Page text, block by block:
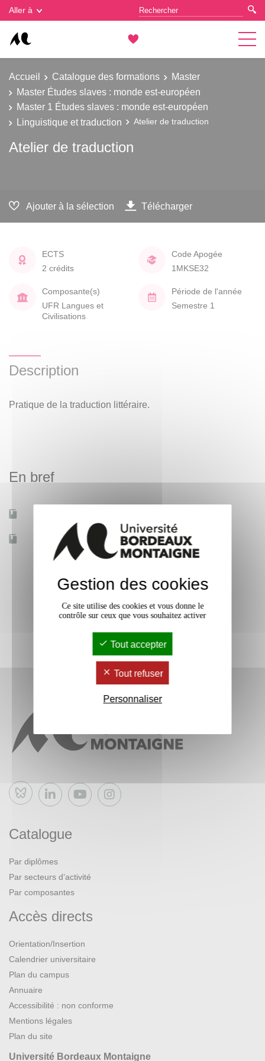
Aller à
Accueil Catalogue des formations
Master
Master Études slaves : monde est-européen
Master 1 Études slaves : monde est-européen
Linguistique et traduction
Atelier de traduction
Atelier de traduction
Ajouter à la sélection Télécharger
ECTS
2 crédits
Code Apogée
1MKSE32
Composante(s)
UFR Langues et
Civilisations
Période de l'année
Semestre 1
Description
Pratique de la traduction littéraire.
En bref
Accessible à distance Non
Bluesky
Catalogue
Par diplômes
Par secteurs d’activité
Par composantes
Accès directs
Orientation/Insertion
Calendrier universitaire
Plan du campus
Annuaire
Accessibilité : non conforme
Mentions légales
Plan du site
Université Bordeaux Montaigne
Gestion des cookies
Gestion des cookies
Ce site utilise des cookies et vous donne le
contrôle sur ceux que vous souhaitez activer
Tout accepter
Tout refuser
Personnaliser